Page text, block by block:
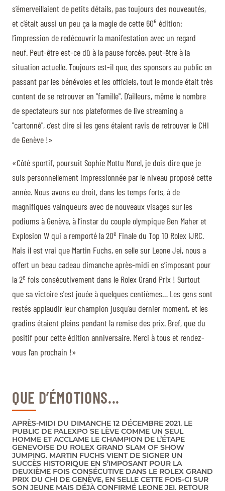
s’émerveillaient de petits détails, pas toujours des nouveautés,
et c’était aussi un peu ça la magie de cette 60e édition:
l’impression de redécouvrir la manifestation avec un regard
neuf. Peut-être est-ce dû à la pause forcée, peut-être à la
situation actuelle. Toujours est-il que, des sponsors au public en
passant par les bénévoles et les officiels, tout le monde était très
content de se retrouver en "famille". D’ailleurs, même le nombre
de spectateurs sur nos plateformes de live streaming a
"cartonné", c’est dire si les gens étaient ravis de retrouver le CHI
de Genève !»
«Côté sportif, poursuit Sophie Mottu Morel, je dois dire que je
suis personnellement impressionnée par le niveau proposé cette
année. Nous avons eu droit, dans les temps forts, à de
magnifiques vainqueurs avec de nouveaux visages sur les
podiums à Genève, à l’instar du couple olympique Ben Maher et
Explosion W qui a remporté la 20e Finale du Top 10 Rolex IJRC.
Mais il est vrai que Martin Fuchs, en selle sur Leone Jei, nous a
offert un beau cadeau dimanche après-midi en s’imposant pour
la 2e fois consécutivement dans le Rolex Grand Prix ! Surtout
que sa victoire s'est jouée à quelques centièmes… Les gens sont
restés applaudir leur champion jusqu’au dernier moment, et les
gradins étaient pleins pendant la remise des prix. Bref, que du
positif pour cette édition anniversaire. Merci à tous et rendez-
vous l’an prochain !»
QUE D’ÉMOTIONS...
APRÈS-MIDI DU DIMANCHE 12 DÉCEMBRE 2021. LE
PUBLIC DE PALEXPO SE LÈVE COMME UN SEUL
HOMME ET ACCLAME LE CHAMPION DE L’ÉTAPE
GENEVOISE DU ROLEX GRAND SLAM OF SHOW
JUMPING. MARTIN FUCHS VIENT DE SIGNER UN
SUCCÈS HISTORIQUE EN S’IMPOSANT POUR LA
DEUXIÈME FOIS CONSÉCUTIVE DANS LE ROLEX GRAND
PRIX DU CHI DE GENÈVE, EN SELLE CETTE FOIS-CI SUR
SON JEUNE MAIS DÉJÀ CONFIRMÉ LEONE JEI. RETOUR